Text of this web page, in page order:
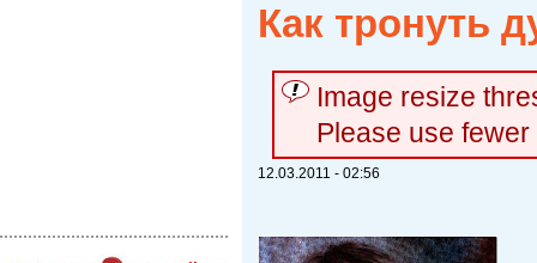
Как тронуть
Image resize
Please use
12.03.2011 - 02:56